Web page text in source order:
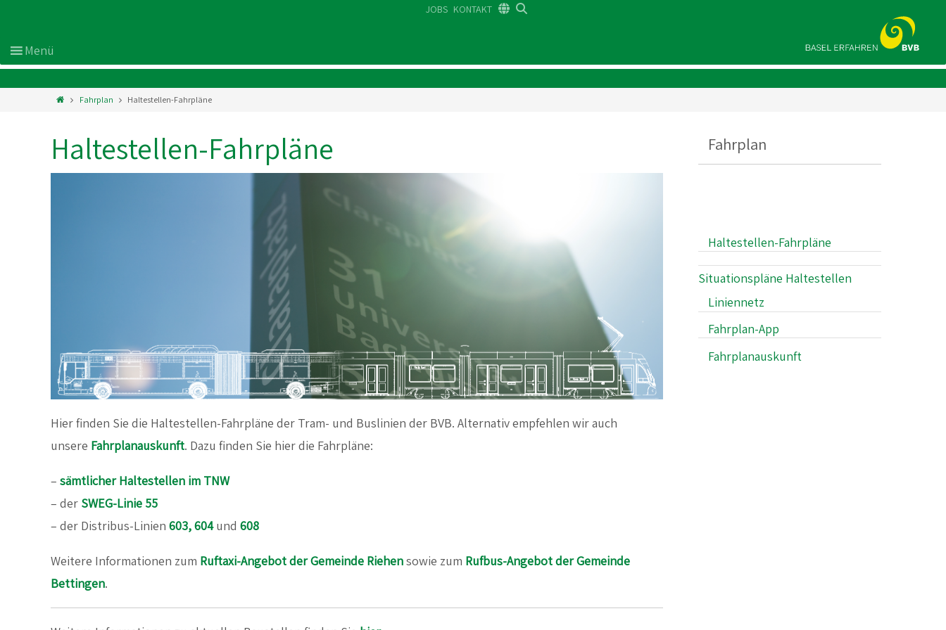
JOBS KONTAKT
Fahrplan Haltestellen-Fahrpläne
Haltestellen-Fahrpläne
Hier finden Sie die Haltestellen-Fahrpläne der Tram- und Buslinien der BVB. Alternativ empfehlen wir auch
unsere Fahrplanauskunft. Dazu finden Sie hier die Fahrpläne:
– sämtlicher Haltestellen im TNW
– der SWEG-Linie 55
– der Distribus-Linien 603,604 und 608
Weitere Informationen zum Ruftaxi-Angebot der Gemeinde Riehensowie zum Rufbus-Angebot der Gemeinde
Bettingen.
Fahrplan
Haltestellen-Fahrpläne
Situationspläne Haltestellen
Liniennetz
Fahrplan-App
Fahrplanauskunft